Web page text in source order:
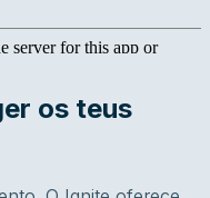
os teus